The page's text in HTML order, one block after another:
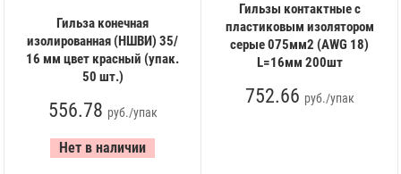
Гильза конечная
изолированная (НШВИ) 35/
16 мм цвет красный (упак.
50 шт.)
556.78 руб./упак
Нет в наличии
Гильзы контактные с
пластиковым изолятором
серые 075мм2 (AWG 18)
L=16мм 200шт
752.66 руб./упак